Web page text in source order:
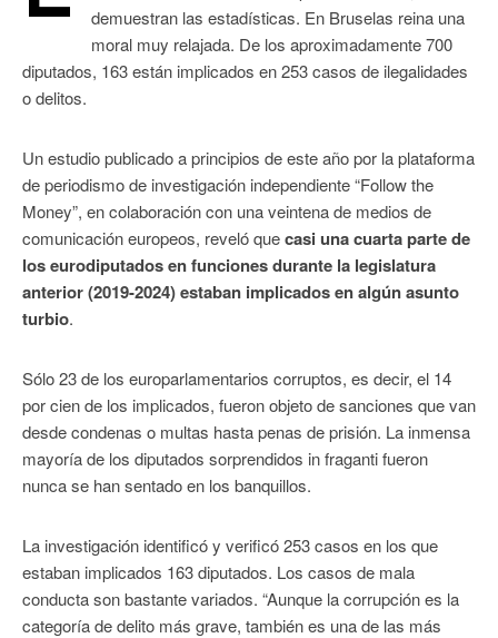
demuestran las estadísticas. En Bruselas reina una
moral muy relajada. De los aproximadamente 700
diputados, 163 están implicados en 253 casos de ilegalidades
o delitos.
Un estudio publicado a principios de este año por la plataforma
de periodismo de investigación independiente “Follow the
Money”, en colaboración con una veintena de medios de
comunicación europeos, reveló quecasi una cuarta parte de
los eurodiputados en funciones durante la legislatura
anterior (2019-2024) estaban implicados en algún asunto
turbio.
Sólo 23 de los europarlamentarios corruptos, es decir, el 14
por cien de los implicados, fueron objeto de sanciones que van
desde condenas o multas hasta penas de prisión. La inmensa
mayoría de los diputados sorprendidos in fraganti fueron
nunca se han sentado en los banquillos.
La investigación identificó y verificó 253 casos en los que
estaban implicados 163 diputados. Los casos de mala
conducta son bastante variados. “Aunque la corrupción es la
categoría de delito más grave, también es una de las más